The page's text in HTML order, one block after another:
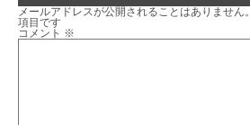
メールアドレスが公開されることはありません。
項目です
コメント ※